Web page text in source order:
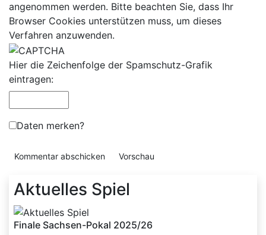
angenommen werden. Bitte beachten Sie, dass Ihr
Browser Cookies unterstützen muss, um dieses
Verfahren anzuwenden.
Hier die Zeichenfolge der Spamschutz-Grafik
eintragen:
Daten merken?
Aktuelles Spiel
Finale Sachsen-Pokal 2025/26